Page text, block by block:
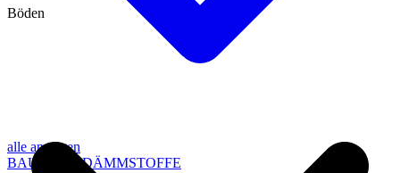
alle anzeigen
BAU- UND DÄMMSTOFFE
Böden